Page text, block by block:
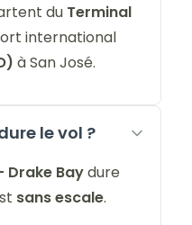
du Terminal
international
à San José.
le vol ?
Drake Baydure
sans escale.